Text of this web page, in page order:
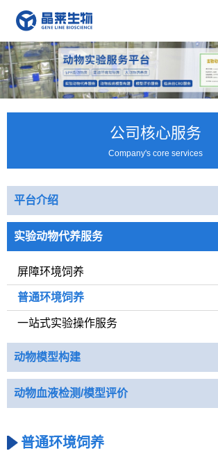
公司核心服务
Company's core services
平台介绍
实验动物代养服务
屏障环境饲养
普通环境饲养
一站式实验操作服务
动物模型构建
动物血液检测/模型评价
普通环境饲养